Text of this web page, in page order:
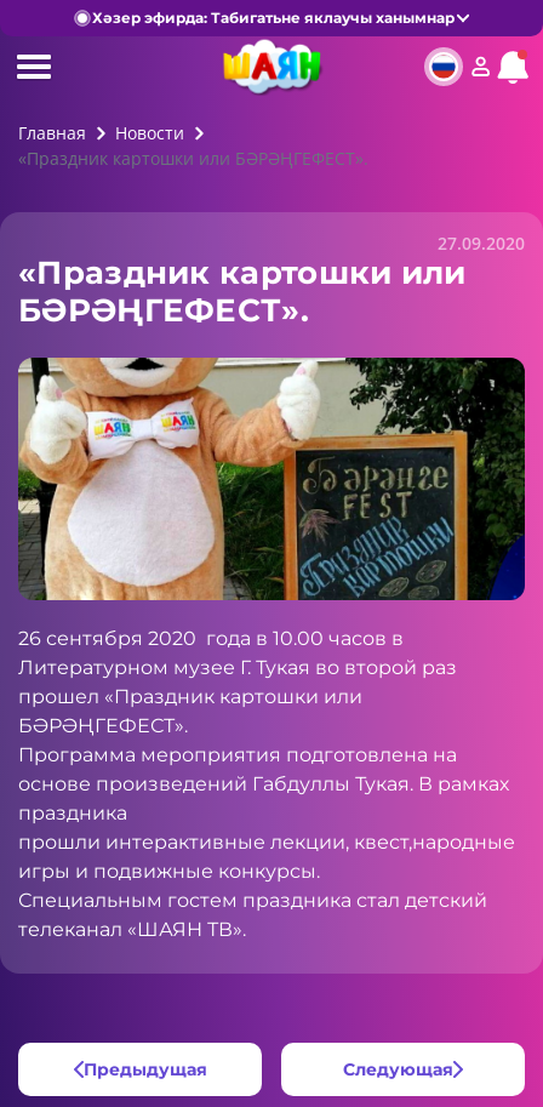
Хәзер эфирда: Табигатьне яклаучы ханымнар
Главная
Новости
«Праздник картошки или БӘРӘҢГЕФЕСТ».
27.09.2020
«Праздник картошки или
БӘРӘҢГЕФЕСТ».
26 сентября 2020 года в 10.00 часов в
Литературном музее Г. Тукая во второй раз
прошел «Праздник картошки или
БӘРӘҢГЕФЕСТ».
Программа мероприятия подготовлена на
основе произведений Габдуллы Тукая. В рамках
праздника
прошли интерактивные лекции, квест,народные
игры и подвижные конкурсы.
Специальным гостем праздника стал детский
телеканал «ШАЯН ТВ».
Предыдущая Следующая